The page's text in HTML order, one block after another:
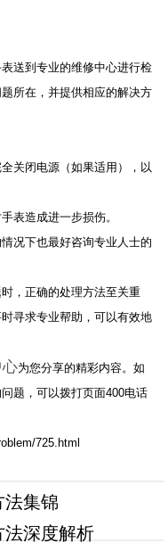
送到专业的维修中心进行检
所在，并提供相应的解决方
关闭电源（如果适用），以
造成进一步损伤。
况下也最好咨询专业人士的
，正确的处理方法至关重
寻求专业帮助，可以有效地
心为您分享的精彩内容。如
题，可以拨打页面400电话
725.html
法集锦
法深度解析